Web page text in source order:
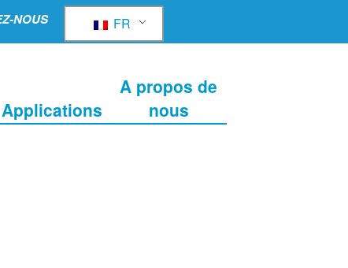
FR
NOUS
Applications
A propos de
nous